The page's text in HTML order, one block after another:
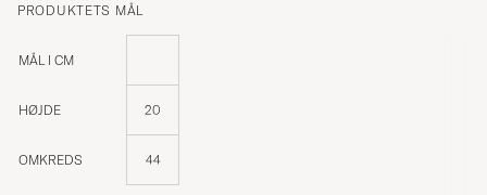
PRODUKTETS MÅL
MÅL I CM
HØJDE 20
OMKREDS 44